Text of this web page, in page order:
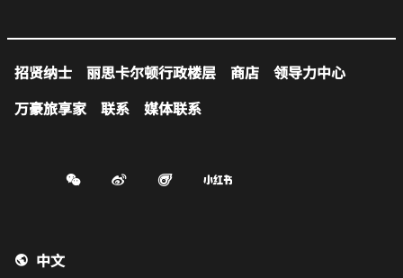
招贤纳士 丽思卡尔顿行政楼层 商店
领导力中心
万豪旅享家
联系 媒体联系
Weibo Figgy
中文